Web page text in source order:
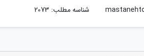
شناسه مطلب: 2073